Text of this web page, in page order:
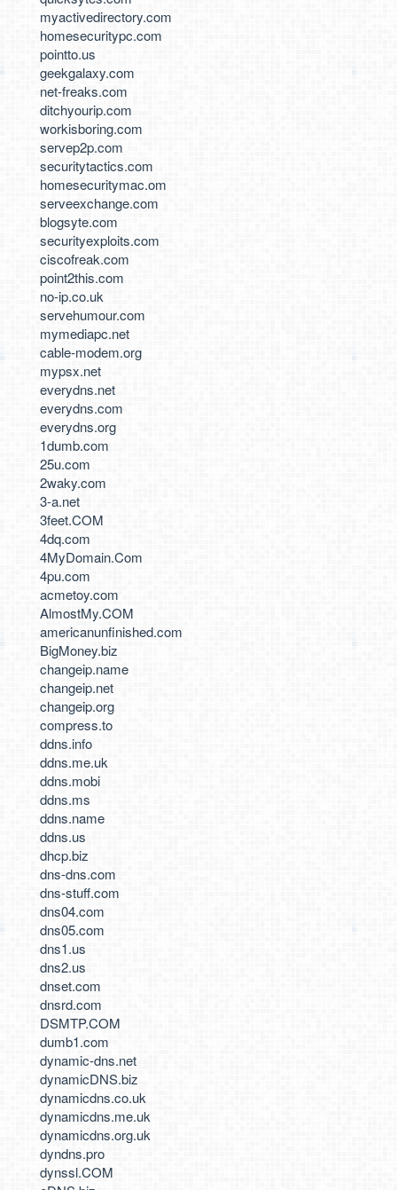
myactivedirectory.com
homesecuritypc.com
pointto.us
geekgalaxy.com
net-freaks.com
ditchyourip.com
workisboring.com
servep2p.com
securitytactics.com
homesecuritymac.om
serveexchange.com
blogsyte.com
securityexploits.com
ciscofreak.com
point2this.com
no-ip.co.uk
servehumour.com
mymediapc.net
cable-modem.org
mypsx.net
everydns.net
everydns.com
everydns.org
1dumb.com
25u.com
2waky.com
3-a.net
3feet.COM
4dq.com
4MyDomain.Com
4pu.com
acmetoy.com
AlmostMy.COM
americanunfinished.com
BigMoney.biz
changeip.name
changeip.net
changeip.org
compress.to
ddns.info
ddns.me.uk
ddns.mobi
ddns.ms
ddns.name
ddns.us
dhcp.biz
dns-dns.com
dns-stuff.com
dns04.com
dns05.com
dns1.us
dns2.us
dnset.com
dnsrd.com
DSMTP.COM
dumb1.com
dynamic-dns.net
dynamicDNS.biz
dynamicdns.co.uk
dynamicdns.me.uk
dynamicdns.org.uk
dyndns.pro
dynssl.COM